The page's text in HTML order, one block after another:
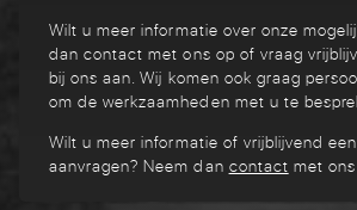
Wilt u meer informatie over onze
dan contact met ons op of vraag
bij ons aan. Wij komen ook graag
om de werkzaamheden met u te
Wilt u meer informatie of vrijblijvend
aanvragen? Neem dan contact met